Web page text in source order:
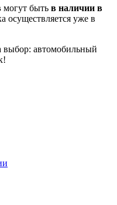
могут быть в наличии в
осуществляется уже в
автомобильный